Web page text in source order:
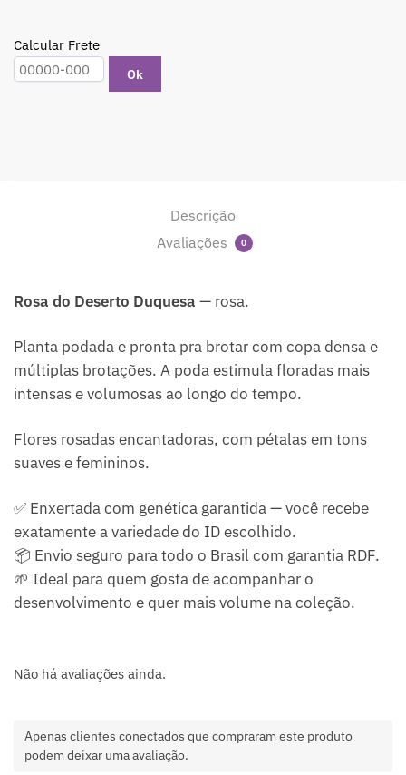
Calcular Frete
Ok
Descrição
Avaliações
0
Rosa do Deserto Duquesa — rosa.
Planta podada e pronta pra brotar com copa densa e
múltiplas brotações. A poda estimula floradas mais
intensas e volumosas ao longo do tempo.
Flores rosadas encantadoras, com pétalas em tons
suaves e femininos.
✅ Enxertada com genética garantida — você recebe
exatamente a variedade do ID escolhido.
📦 Envio seguro para todo o Brasil com garantia RDF.
🌱 Ideal para quem gosta de acompanhar o
desenvolvimento e quer mais volume na coleção.
Não há avaliações ainda.
Apenas clientes conectados que compraram este produto
podem deixar uma avaliação.